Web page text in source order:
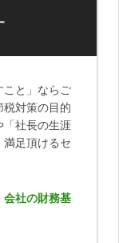
こと」ならご
対策の目的
「社長の生涯
足頂けるセ
会社の財務基